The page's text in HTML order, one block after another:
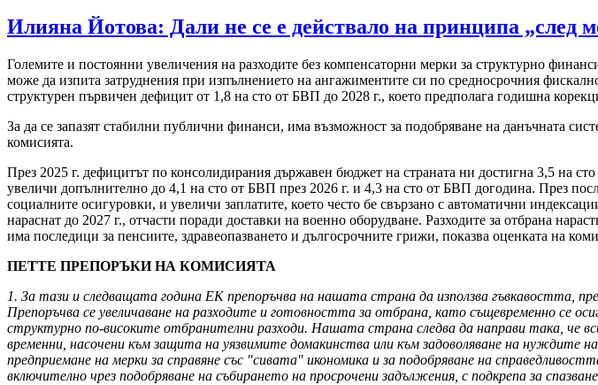
Илияна Йотова: Дали не се е действало на принципа „след
Големите и постоянни увеличения на разходите без компенсаторни мерки за структурно
може да изпита затруднения при изпълнението на ангажиментите си по средносрочния
структурен първичен дефицит от 1,8 на сто от БВП до 2028 г., което предполага годишна
За да се запазят стабилни публични финанси, има възможност за подобряване на данъчната
комисията.
През 2025 г. дефицитът по консолидирания държавен бюджет на страната ни достигна 3,5 на
увеличи допълнително до 4,1 на сто от БВП през 2026 г. и 4,3 на сто от БВП догодина. През
социалните осигуровки, и увеличи заплатите, което често бе свързано с автоматични
нараснат до 2027 г., отчасти поради доставки на военно оборудване. Разходите за отбрана
има последици за пенсиите, здравеопазването и дългосрочните грижи, показва оценката на
ПЕТТЕ ПРЕПОРЪКИ НА КОМИСИЯТА
1. За тази и следващата година ЕК препоръчва на нашата страна да използва гъвкавостта,
Препоръчва се увеличаване на разходите и готовността за отбрана, като същевременно се
структурно по-високите отбранителни разходи. Нашата страна следва да направи така, че
временни, насочени към защита на уязвимите домакинства или към задоволяване на нуждите
предприемане на мерки за справяне със "сивата" икономика и за подобряване на
включително чрез подобряване на събирането на просрочени задължения, с подкрепа за